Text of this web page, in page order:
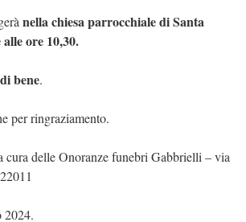
nella chiesa parrocchiale di Santa
ore 10,30.
bene.
per ringraziamento.
cura delle Onoranze funebri Gabbrielli – via
2024.